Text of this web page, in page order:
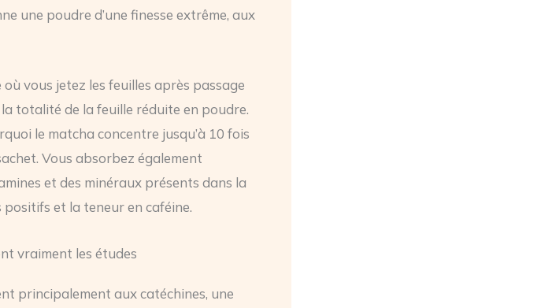
une poudre d’une finesse extrême, aux
vous jetez les feuilles après passage
la totalité de la feuille réduite en poudre.
le matcha concentre jusqu’à 10 fois
Vous absorbez également
et des minéraux présents dans la
et la teneur en caféine.
vraiment les études
principalement aux catéchines, une